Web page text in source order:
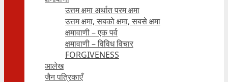
उत्तम क्षमा अर्थात परम क्षमा
उत्तम क्षमा, सबको क्षमा, सबसे क्षमा
क्षमावाणी – एक पर्व
क्षमावाणी – विविध विचार
FORGIVENESS
आलेख
जैन पत्रिकाएँ